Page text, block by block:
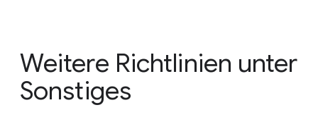
Weitere Richtlinien unter
Sonstiges